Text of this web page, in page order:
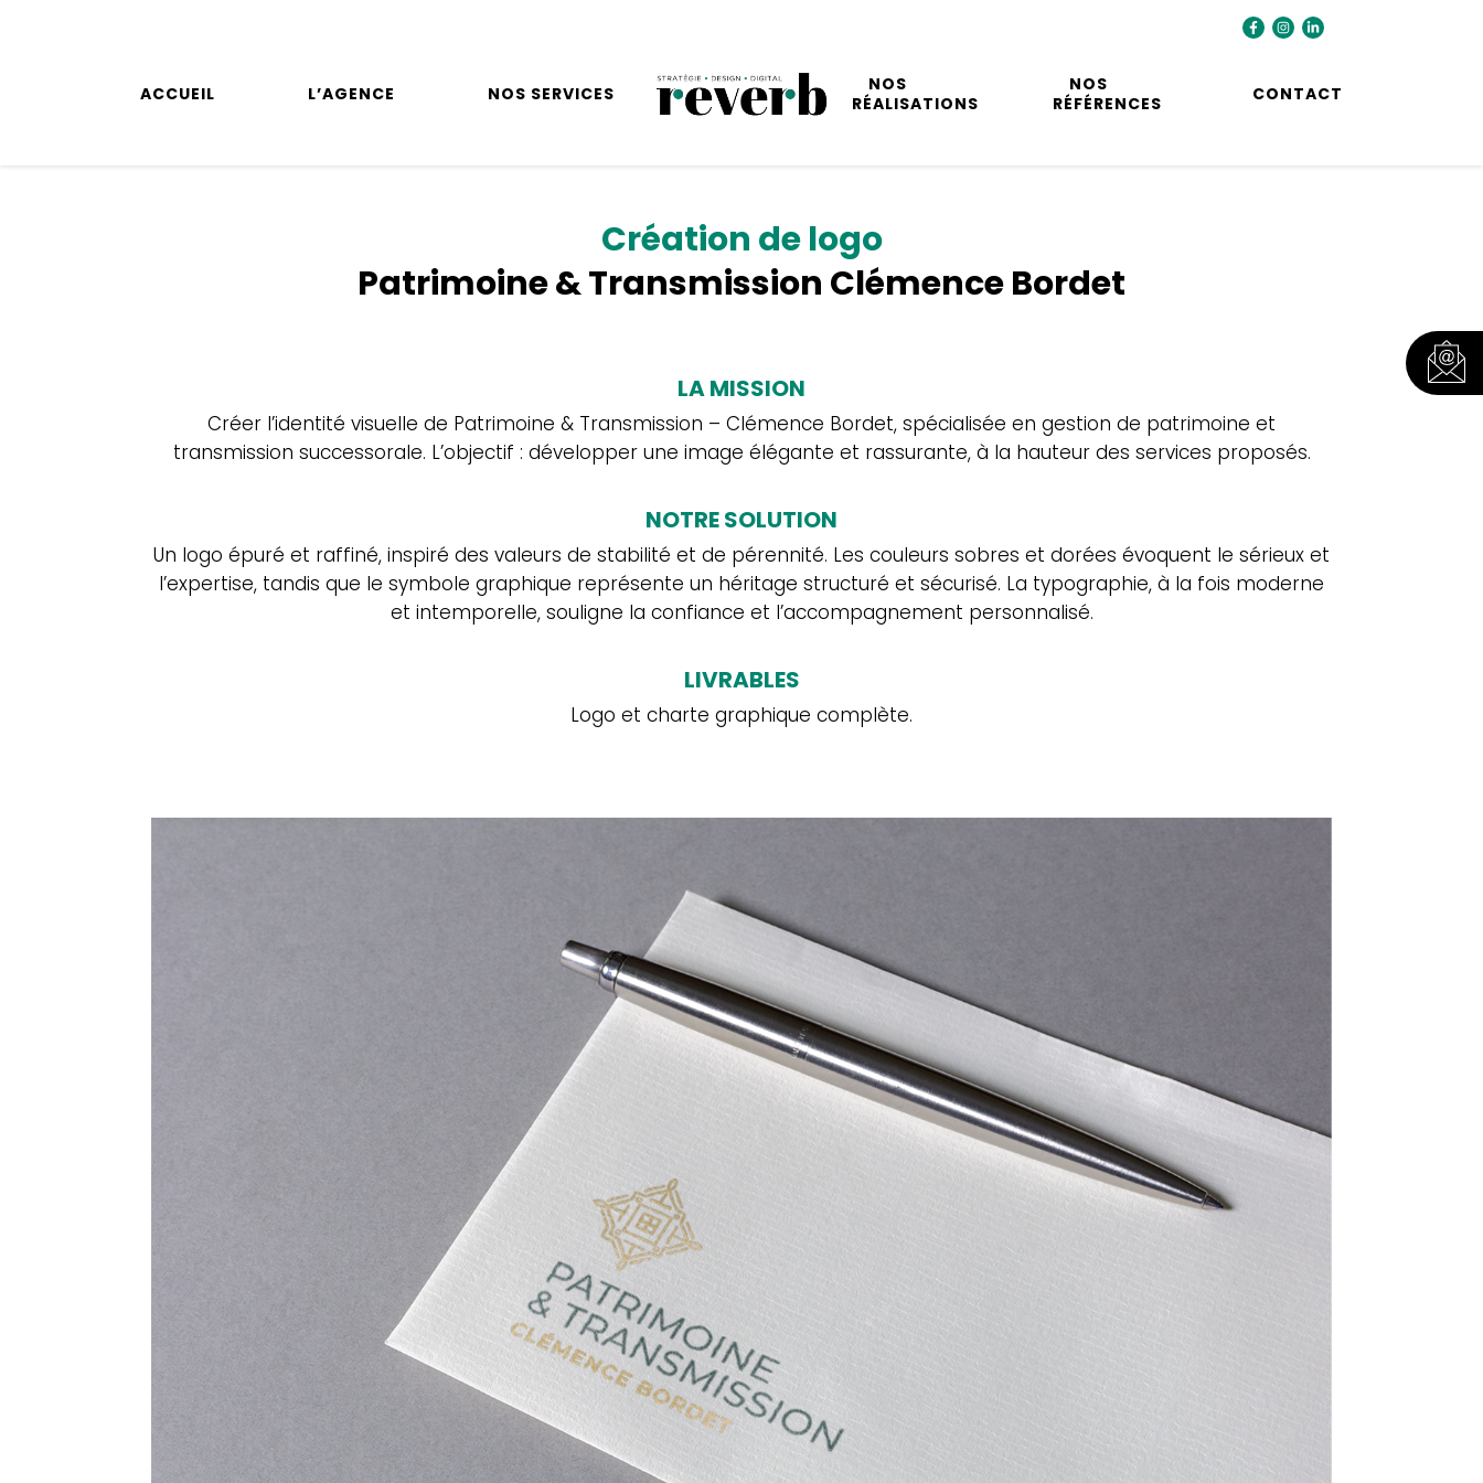
le
brief.
on vous inspire le reste.
Envie d’avoir toutes les dernières actus de la #teamreverb ?
D’avoir des astuces exclusives pour votre communication ?
Renseignez votre adresse email pour finaliser
votre inscription à notre newsletter !
ACCUEIL L’AGENCE NOS SERVICES
NOS
RÉALISATIONS
NOS
RÉFÉRENCES
CONTACT
Création de logo
Patrimoine & Transmission Clémence Bordet
LA MISSION
Créer l’identité visuelle de Patrimoine & Transmission – Clémence Bordet, spécialisée en gestion de patrimoine et
transmission successorale. L’objectif : développer une image élégante et rassurante, à la hauteur des services proposés.
NOTRE SOLUTION
Un logo épuré et raffiné, inspiré des valeurs de stabilité et de pérennité. Les couleurs sobres et dorées évoquent le sérieux et
l’expertise, tandis que le symbole graphique représente un héritage structuré et sécurisé. La typographie, à la fois moderne
et intemporelle, souligne la confiance et l’accompagnement personnalisé.
LIVRABLES
Logo et charte graphique complète.